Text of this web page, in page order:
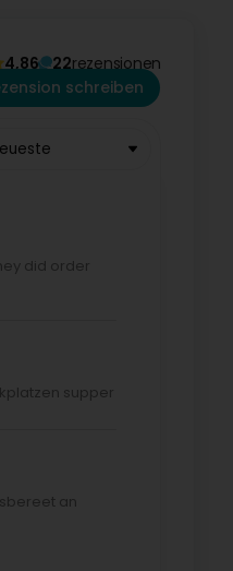
4,86 22rezensionen
schreiben
did order
supper
an